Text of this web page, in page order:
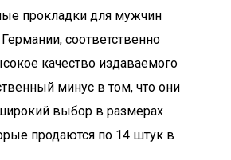
прокладки для мужчин
соответственно
качество издаваемого
минус в том, что они
выбор в размерах
продаются по 14 штук в